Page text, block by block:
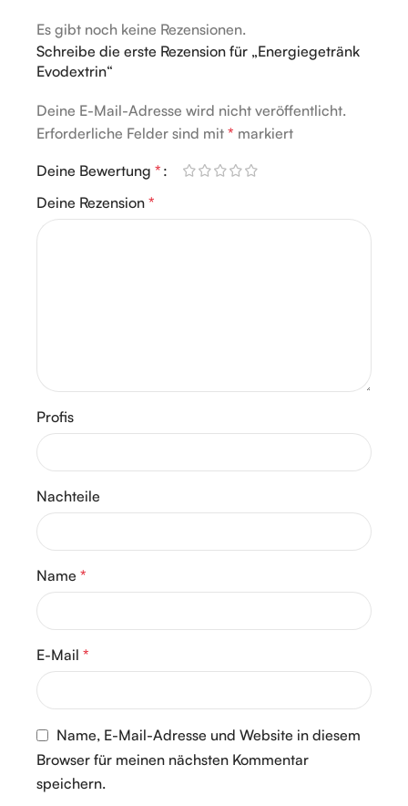
Es gibt noch keine Rezensionen.
Schreibe die erste Rezension für „Energiegetränk
Evodextrin“
Deine E-Mail-Adresse wird nicht veröffentlicht.
Erforderliche Felder sind mit * markiert
Deine Bewertung *
Deine Rezension *
Profis
Nachteile
Name *
E-Mail *
Name, E-Mail-Adresse und Website in diesem
Browser für meinen nächsten Kommentar
speichern.
Alternative: